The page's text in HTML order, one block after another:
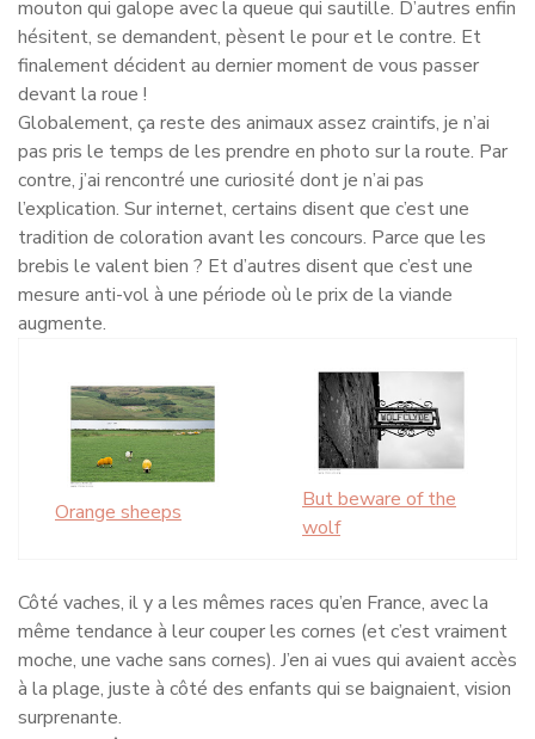
mouton qui galope avec la queue qui sautille. D’autres enfin
hésitent, se demandent, pèsent le pour et le contre. Et
finalement décident au dernier moment de vous passer
devant la roue !
Globalement, ça reste des animaux assez craintifs, je n’ai
pas pris le temps de les prendre en photo sur la route. Par
contre, j’ai rencontré une curiosité dont je n’ai pas
l’explication. Sur internet, certains disent que c’est une
tradition de coloration avant les concours. Parce que les
brebis le valent bien ? Et d’autres disent que c’est une
mesure anti-vol à une période où le prix de la viande
augmente.
Orange sheeps
But beware of the
wolf
Côté vaches, il y a les mêmes races qu’en France, avec la
même tendance à leur couper les cornes (et c’est vraiment
moche, une vache sans cornes). J’en ai vues qui avaient accès
à la plage, juste à côté des enfants qui se baignaient, vision
surprenante.